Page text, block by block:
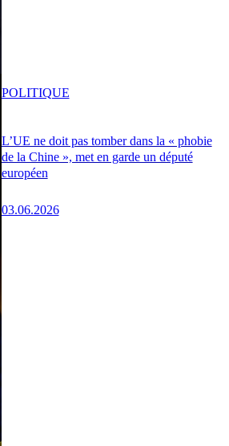
L’UE ne doit pas tomber dans la « phobie
de la Chine », met en garde un député
européen
03.06.2026
POLITIQUE